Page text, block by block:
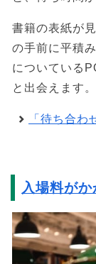
書籍の表紙が
の手前に平積
についている
と出会えます。
「待ち合わ
入場料が